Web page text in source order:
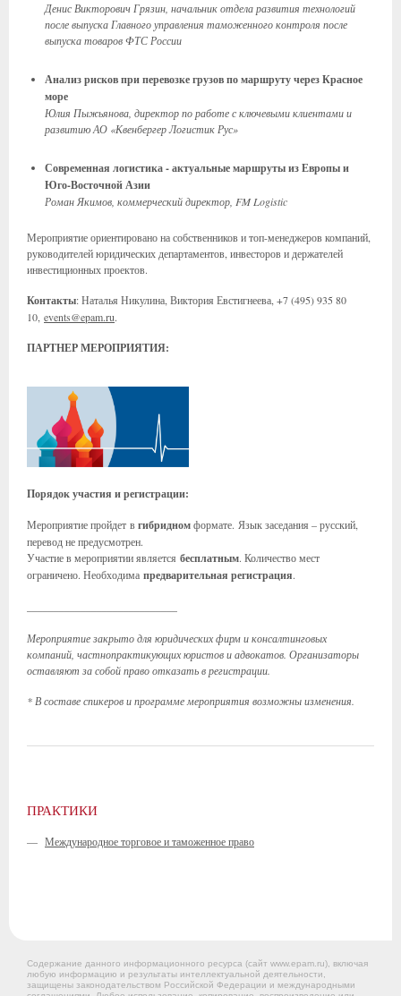
Денис Викторович Грязин, начальник отдела развития технологий
после выпуска Главного управления таможенного контроля после
выпуска товаров ФТС России
Анализ рисков при перевозке грузов по маршруту через Красное
море
Юлия Пыжьянова, директор по работе с ключевыми клиентами и
развитию АО «Квенбергер Логистик Рус»
Современная логистика - актуальные маршруты из Европы и
Юго-Восточной Азии
Роман Якимов, коммерческий директор, FM Logistic
Мероприятие ориентировано на собственников и топ-менеджеров компаний,
руководителей юридических департаментов, инвесторов и держателей
инвестиционных проектов.
Контакты: Наталья Никулина, Виктория Евстигнеева, +7 (495) 935 80
10, events@epam.ru.
ПАРТНЕР МЕРОПРИЯТИЯ:
Порядок участия и регистрации:
Мероприятие пройдет вгибридномформате. Язык заседания – русский,
перевод не предусмотрен.
Участие в мероприятии является бесплатным. Количество мест
ограничено. Необходима предварительная регистрация.
Мероприятие закрыто для юридических фирм и консалтинговых
компаний, частнопрактикующих юристов и адвокатов. Организаторы
оставляют за собой право отказать в регистрации.
* В составе спикеров и программе мероприятия возможны изменения.
ПРАКТИКИ
— Международное торговое и таможенное право
Содержание данного информационного ресурса (сайт www.epam.ru), включая
любую информацию и результаты интеллектуальной деятельности,
защищены законодательством Российской Федерации и международными